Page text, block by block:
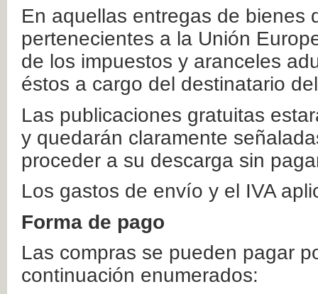
En aquellas entregas de bienes
pertenecientes a la Unión
de los impuestos y aranceles
éstos a cargo del destinatario
Las publicaciones gratuitas
y quedarán claramente
proceder a su descarga sin
Los gastos de envío y el IVA
Forma de pago
Las compras se pueden pagar
continuación enumerados: